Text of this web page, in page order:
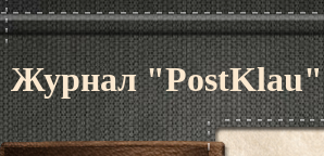
Журнал "PostKlau"